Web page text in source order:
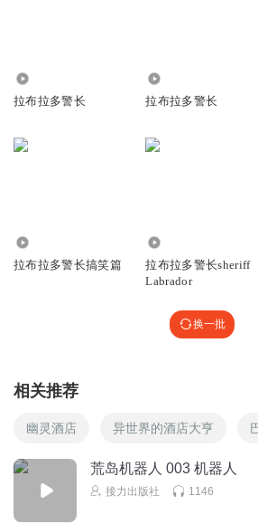
拉布拉多警长 拉布拉多警长
拉布拉多警长搞笑篇
拉布拉多警长sheriff
Labrador
换一批
相关推荐
幽灵酒店 异世界的酒店大亨
荒岛机器人 003 机器人
接力出版社 1146